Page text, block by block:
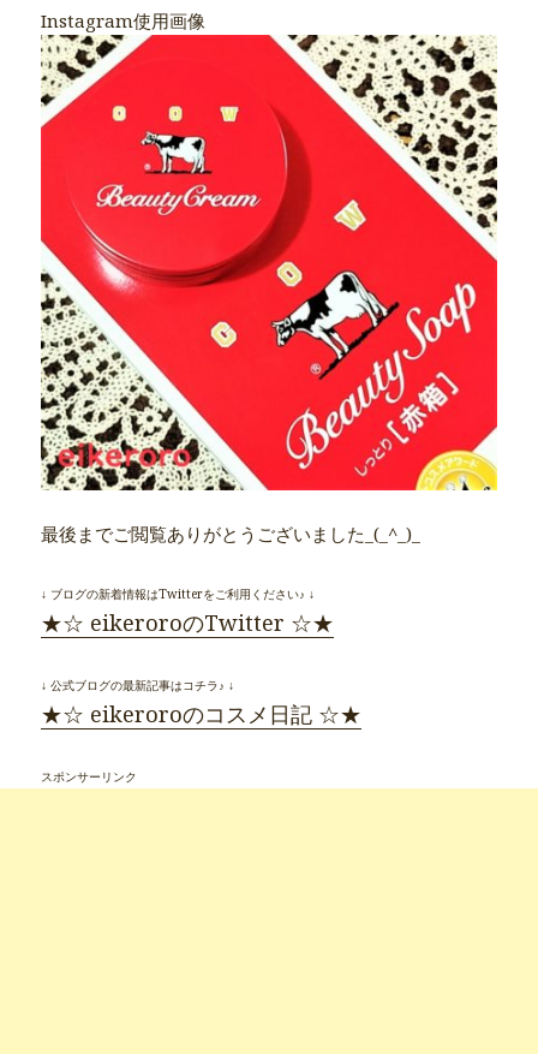
Instagram使用画像
最後までご閲覧ありがとうございました_(_^_)_
↓ ブログの新着情報はTwitterをご利用ください♪ ↓
★☆ eikeroroのTwitter ☆★
↓ 公式ブログの最新記事はコチラ♪ ↓
★☆ eikeroroのコスメ日記 ☆★
スポンサーリンク